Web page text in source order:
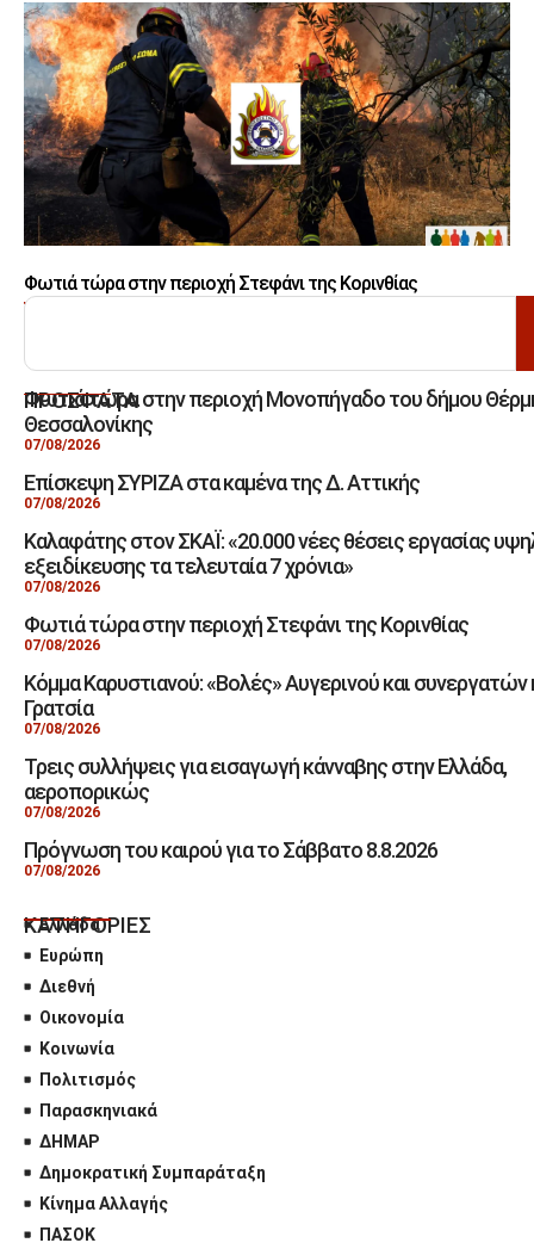
Φωτιά τώρα στην περιοχή Στεφάνι της Κορινθίας
ΑΝΑΖΗΤΗΣΗ
ΠΡΟΣΦΑΤΑ
Φωτιά τώρα στην περιοχή Μονοπήγαδο του δήμου
Θεσσαλονίκης
07/08/2026
Επίσκεψη ΣΥΡΙΖΑ στα καμένα της Δ. Αττικής
07/08/2026
Καλαφάτης στον ΣΚΑΪ: «20.000 νέες θέσεις εργασίας
εξειδίκευσης τα τελευταία 7 χρόνια»
07/08/2026
Φωτιά τώρα στην περιοχή Στεφάνι της Κορινθίας
07/08/2026
Κόμμα Καρυστιανού: «Βολές» Αυγερινού και συνεργατών
Γρατσία
07/08/2026
Τρεις συλλήψεις για εισαγωγή κάνναβης στην Ελλάδα,
αεροπορικώς
07/08/2026
Πρόγνωση του καιρού για το Σάββατο 8.8.2026
07/08/2026
ΚΑΤΗΓΟΡΙΕΣ
Ελλάδα
Ευρώπη
Διεθνή
Οικονομία
Κοινωνία
Πολιτισμός
Παρασκηνιακά
ΔΗΜΑΡ
Δημοκρατική Συμπαράταξη
Κίνημα Αλλαγής
ΠΑΣΟΚ